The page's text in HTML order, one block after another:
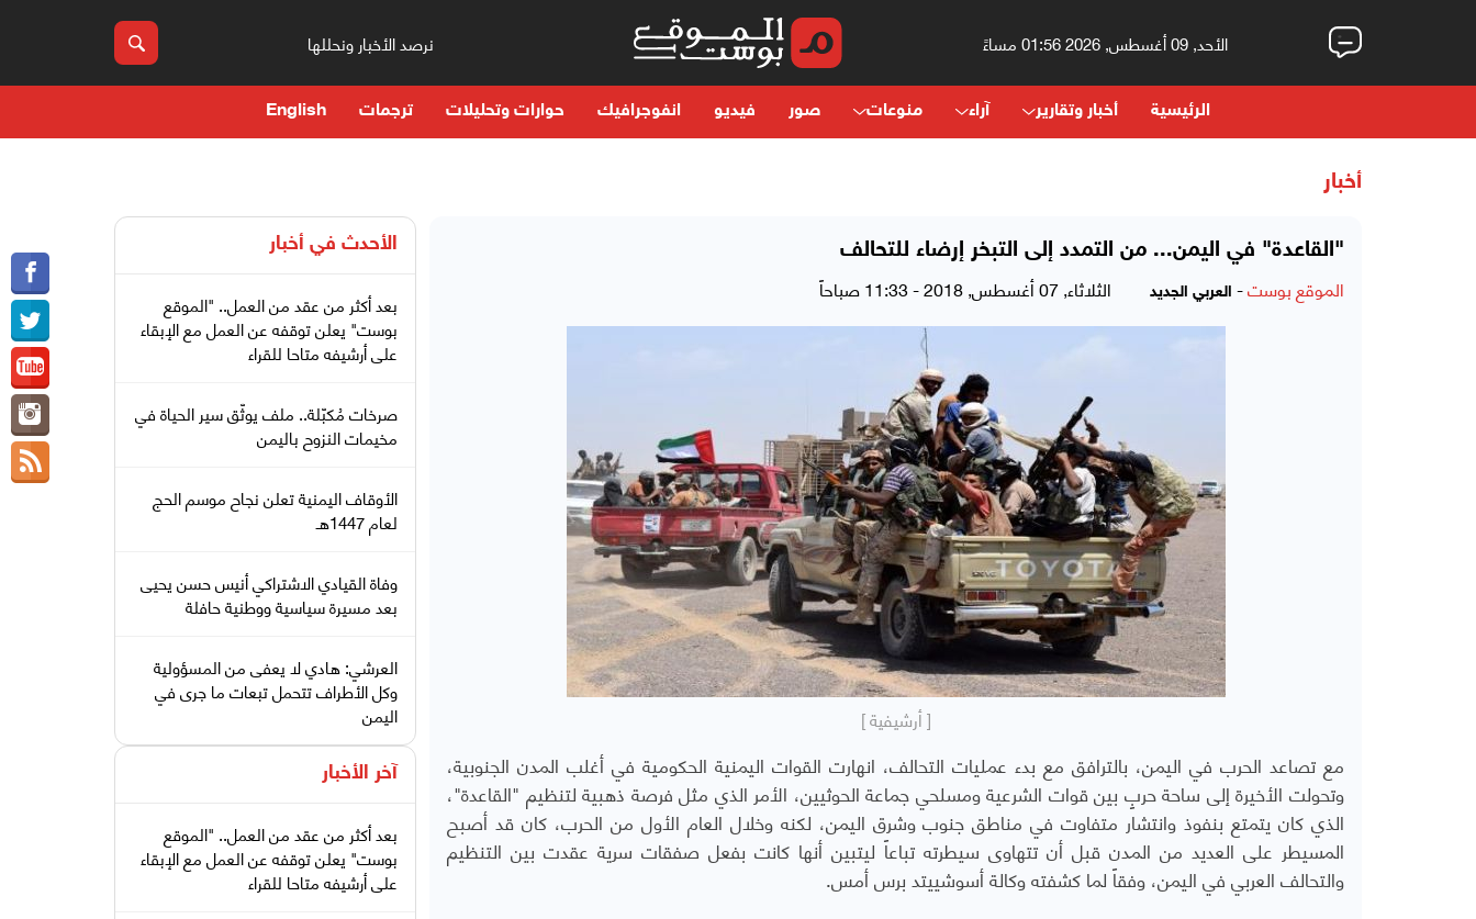
الأحد, 09 أغسطس, 2026 01:56 مساءً نرصد الأخبار ونحللها
الرئيسية أخبار وتقارير آراء منوعات صور فيديو انفوجرافيك حوارات وتحليلات ترجمات English
أخبار
"القاعدة" في اليمن... من التمدد إلى التبخر إرضاء للتحالف
الموقع بوست- العربي الجديد الثلاثاء, 07 أغسطس, 2018 - 11:33 صباحاً
[ أرشيفية ]
مع تصاعد الحرب في اليمن، بالترافق مع بدء عمليات التحالف، انهارت القوات اليمنية الحكومية في أغلب المدن الجنوبية،
وتحولت الأخيرة إلى ساحة حربٍ بين قوات الشرعية ومسلحي جماعة الحوثيين، الأمر الذي مثل فرصة ذهبية لتنظيم "القاعدة"،
الذي كان يتمتع بنفوذ وانتشار متفاوت في مناطق جنوب وشرق اليمن، لكنه وخلال العام الأول من الحرب، كان قد أصبح
المسيطر على العديد من المدن قبل أن تتهاوى سيطرته تباعاً ليتبين أنها كانت بفعل صفقات سرية عقدت بين التنظيم
والتحالف العربي في اليمن، وفقاً لما كشفته وكالة أسوشييتد برس أمس.
الأحدث في أخبار
بعد أكثر من عقد من العمل.. "الموقع
بوست" يعلن توقفه عن العمل مع الإبقاء
على أرشيفه متاحا للقراء
صرخات مُكبّلة.. ملف يوثّق سير الحياة في
مخيمات النزوح باليمن
الأوقاف اليمنية تعلن نجاح موسم الحج
لعام 1447هـ
وفاة القيادي الاشتراكي أنيس حسن يحيى
بعد مسيرة سياسية ووطنية حافلة
العرشي: هادي لا يعفى من المسؤولية
وكل الأطراف تتحمل تبعات ما جرى في
اليمن
آخر الأخبار
بعد أكثر من عقد من العمل.. "الموقع
بوست" يعلن توقفه عن العمل مع الإبقاء
على أرشيفه متاحا للقراء